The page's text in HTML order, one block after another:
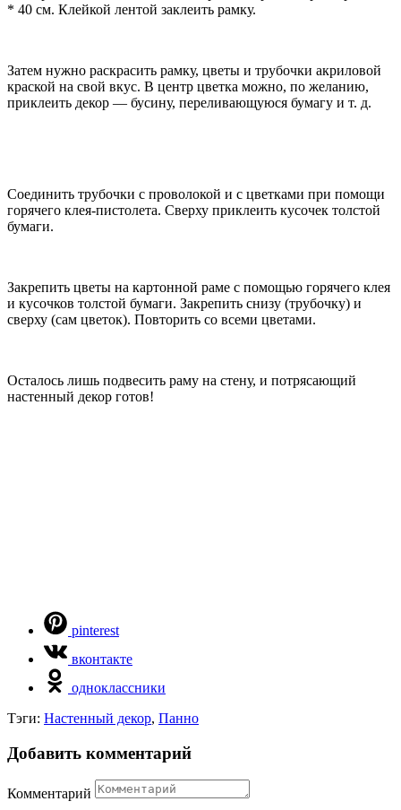
* 40 см. Клейкой лентой заклеить рамку.
Затем нужно раскрасить рамку, цветы и трубочки акриловой
краской на свой вкус. В центр цветка можно, по желанию,
приклеить декор — бусину, переливающуюся бумагу и т. д.
Соединить трубочки с проволокой и с цветками при помощи
горячего клея-пистолета. Сверху приклеить кусочек толстой
бумаги.
Закрепить цветы на картонной раме с помощью горячего клея
и кусочков толстой бумаги. Закрепить снизу (трубочку) и
сверху (сам цветок). Повторить со всеми цветами.
Осталось лишь подвесить раму на стену, и потрясающий
настенный декор готов!
pinterest
вконтакте
одноклассники
Тэги: Настенный декор, Панно
Добавить комментарий
Комментарий